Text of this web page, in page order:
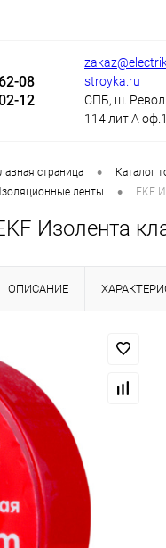
08
12
stroyka.ru
СПБ, ш.
114 лит А
страница • Каталог
ленты • EKF
Изолента
ОПИСАНИЕ